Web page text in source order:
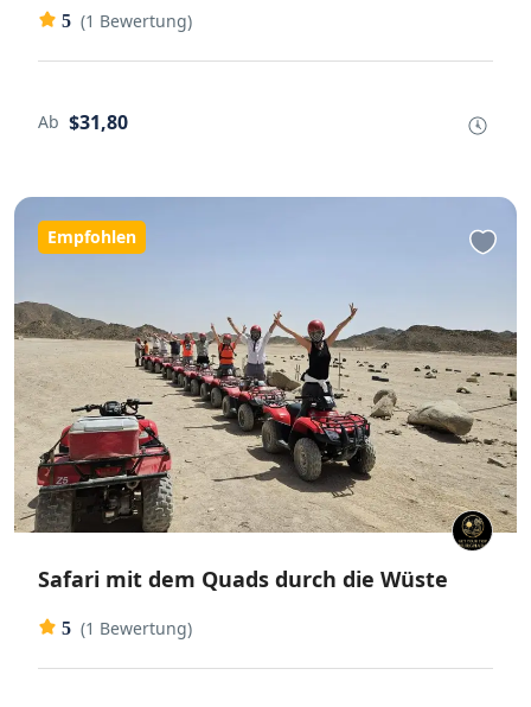
5 (1 Bewertung)
Ab $31,80
Empfohlen
Safari mit dem Quads durch die Wüste
5 (1 Bewertung)